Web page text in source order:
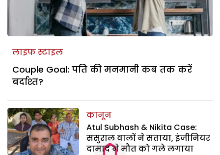
लाइफ स्टाइल
Couple Goal: पति की मनमानी कब तक करें
बर्दाश्त?
कानून
Atul Subhash & Nikita Case:
ससुराल वालों ने सताया, इंजीनियर
दामाद ने मौत को गले लगाया